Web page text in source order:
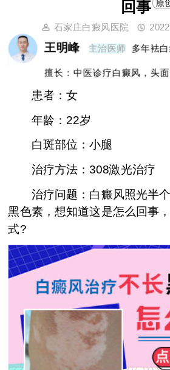
回事
石家庄白癜风医院
王明峰 主治医师 多年袪
擅长：中医诊疗白癜风，头面
患者：女
年龄：22岁
白斑部位：小腿
治疗方法：308激光治疗
治疗问题：白癜风照光半个
黑色素，想知道这是怎么回事
式?